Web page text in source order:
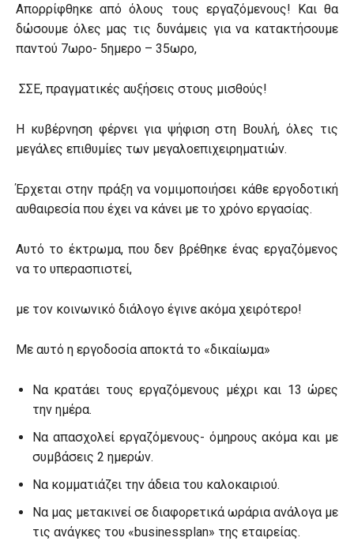
Απορρίφθηκε από όλους τους εργαζόμενους! Και θα
δώσουμε όλες μας τις δυνάμεις για να κατακτήσουμε
παντού 7ωρο- 5ημερο – 35ωρο,
ΣΣΕ, πραγματικές αυξήσεις στους μισθούς!
Η κυβέρνηση φέρνει για ψήφιση στη Βουλή, όλες τις
μεγάλες επιθυμίες των μεγαλοεπιχειρηματιών.
Έρχεται στην πράξη να νομιμοποιήσει κάθε εργοδοτική
αυθαιρεσία που έχει να κάνει με το χρόνο εργασίας.
Αυτό το έκτρωμα, που δεν βρέθηκε ένας εργαζόμενος
να το υπερασπιστεί,
με τον κοινωνικό διάλογο έγινε ακόμα χειρότερο!
Με αυτό η εργοδοσία αποκτά το «δικαίωμα»
Να κρατάει τους εργαζόμενους μέχρι και 13 ώρες
την ημέρα.
Να απασχολεί εργαζόμενους- όμηρους ακόμα και με
συμβάσεις 2 ημερών.
Να κομματιάζει την άδεια του καλοκαιριού.
Να μας μετακινεί σε διαφορετικά ωράρια ανάλογα με
τις ανάγκες του «businessplan» της εταιρείας.